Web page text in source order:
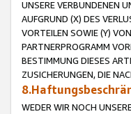
UNSERE VERBUNDENEN
AUFGRUND (X) DES
VORTEILEN SOWIE (Y)
PARTNERPROGRAMM
BESTIMMUNG DIESES
ZUSICHERUNGEN, DIE
WEDER WIR NOCH